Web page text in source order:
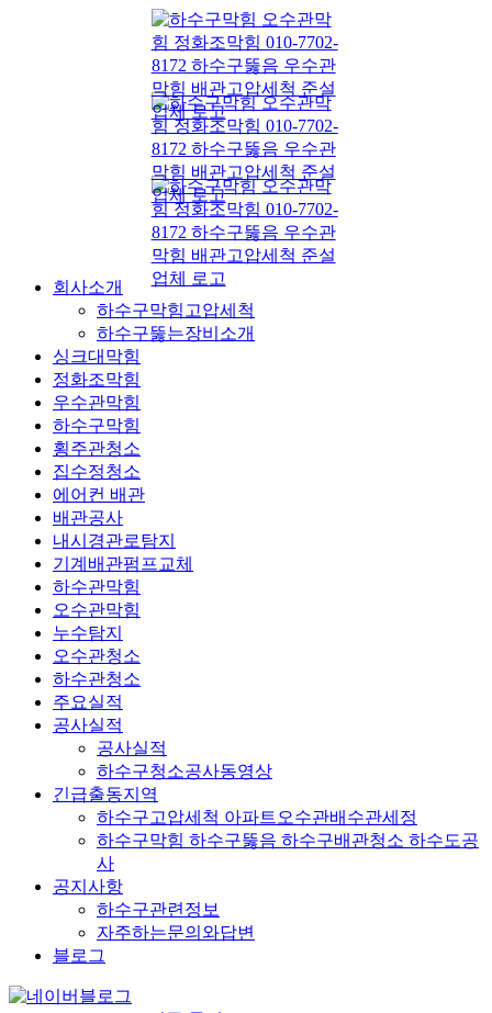
회사소개
하수구막힘고압세척
하수구뚫는장비소개
싱크대막힘
정화조막힘
우수관막힘
하수구막힘
횡주관청소
집수정청소
에어컨 배관
배관공사
내시경관로탐지
기계배관펌프교체
하수관막힘
오수관막힘
누수탐지
오수관청소
하수관청소
주요실적
공사실적
공사실적
하수구청소공사동영상
긴급출동지역
하수구고압세척 아파트오수관배수관세정
하수구막힘 하수구뚫음 하수구배관청소 하수도공
사
공지사항
하수구관련정보
자주하는문의와답변
블로그
네